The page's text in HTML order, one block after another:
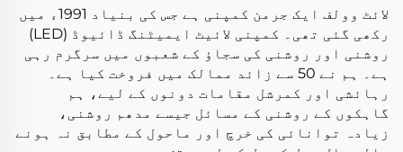
لائٹ وولف ایک جرمن کمپنی ہے جس کی بنیاد 1991ء میں
رکھی گئی تھی۔ کمپنی لائیٹ ایمیٹنگ ڈائیوڈ (LED)
روشنی اور روشنی کی سجاؤ کے شعبوں میں سرگرم رہی
ہے۔ ہم نے 50 سے زائد ممالک میں فروخت کیا ہے۔
رہائشی اور کمرشل مقامات دونوں کے لیے، ہم
گاہکوں کے روشنی کے مسائل جیسے مدھم روشنی،
زیادہ توانائی کی خرچ اور ماحول کے مطابق نہ ہونے